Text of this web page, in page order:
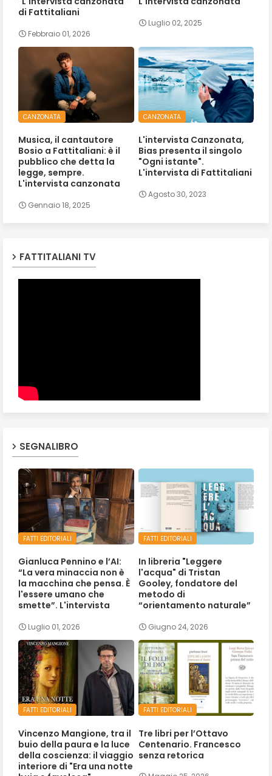
di Fattitaliani
Febbraio 01, 2026
Luglio 02, 2025
CANZONATA
Musica, il cantautore
Bosio a Fattitaliani: è il
pubblico che detta la
legge, sempre.
L'intervista canzonata
Gennaio 18, 2025
CANZONATA
L'intervista Canzonata,
Bias presenta il singolo
"Ogni istante".
L'intervista di Fattitaliani
Agosto 30, 2023
FATTITALIANI TV
SEGNALIBRO
FATTI EDITORIALI
Gianluca Pennino e l’AI:
“La vera minaccia non è
la macchina che pensa. È
l'essere umano che
smette”. L'intervista
Luglio 01, 2026
FATTI EDITORIALI
In libreria "Leggere
l'acqua" di Tristan
Gooley, fondatore del
metodo di
“orientamento naturale”
Giugno 24, 2026
FATTI EDITORIALI
Vincenzo Mangione, tra il
buio della paura e la luce
della coscienza: il viaggio
interiore di "Era una notte
FATTI EDITORIALI
Tre libri per l’Ottavo
Centenario. Francesco
senza retorica